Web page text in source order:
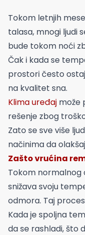
Tokom letnjih
talasa, mnogi ljudi
bude tokom noći
Čak i kada se
prostori često
na kvalitet sna.
Klima uređaj može
rešenje zbog
Zato se sve više
načinima da
Zašto vrućina
Tokom normalnog
snižava svoju
odmora. Taj
Kada je spoljna
da se rashladi, što